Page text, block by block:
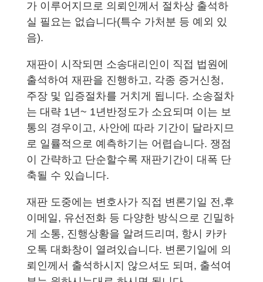
가 이루어지므로 의뢰인께서 절차상 출석하
실 필요는 없습니다(특수 가처분 등 예외 있
음).
재판이 시작되면 소송대리인이 직접 법원에
출석하여 재판을 진행하고, 각종 증거신청,
주장 및 입증절차를 거치게 됩니다. 소송절차
는 대략 1년~ 1년반정도가 소요되며 이는 보
통의 경우이고, 사안에 따라 기간이 달라지므
로 일률적으로 예측하기는 어렵습니다. 쟁점
이 간략하고 단순할수록 재판기간이 대폭 단
축될 수 있습니다.
재판 도중에는 변호사가 직접 변론기일 전,후
이메일, 유선전화 등 다양한 방식으로 긴밀하
게 소통, 진행상황을 알려드리며, 항시 카카
오톡 대화창이 열려있습니다. 변론기일에 의
뢰인께서 출석하시지 않으셔도 되며, 출석여